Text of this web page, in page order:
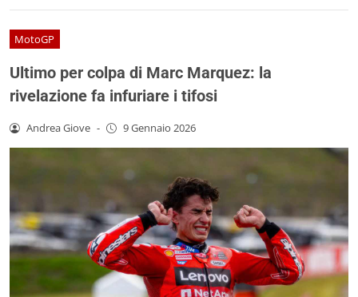
MotoGP
Ultimo per colpa di Marc Marquez: la
rivelazione fa infuriare i tifosi
Andrea Giove - 9 Gennaio 2026